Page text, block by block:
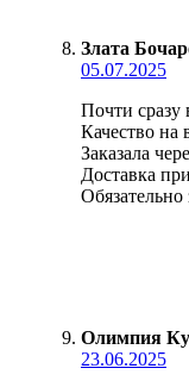
Злата
05.07.2025
Почти сразу
Качество на
Заказала
Доставка
Олимпия
23.06.2025